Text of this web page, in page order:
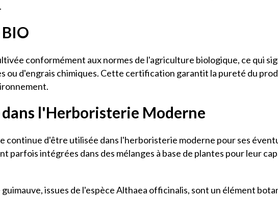
conformément aux normes de l'agriculture biologique, ce qui
ou d'engrais chimiques. Cette certification garantit la pureté du
dans l'Herboristerie Moderne
continue d'être utilisée dans l'herboristerie moderne pour ses
parfois intégrées dans des mélanges à base de plantes pour leur
guimauve, issues de l'espèce Althaea officinalis, sont un élément